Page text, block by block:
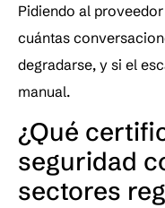
Pidiendo al
cuántas
degradarse, y si el
manual.
¿Qué
seguridad
sectores